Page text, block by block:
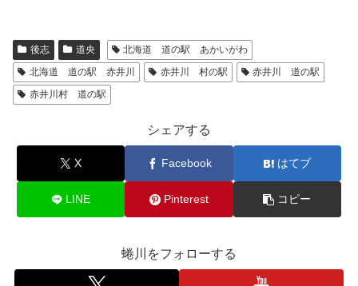
後志 道央
北海道 道の駅 あかいがわ
北海道 道の駅 赤井川
赤井川 村の駅
赤井川 道の駅
赤井川村 道の駅
シェアする
X Facebook はてブ
LINE Pinterest コピー
蜷川をフォローする